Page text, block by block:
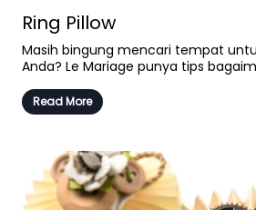
Ring Pillow
Masih bingung mencari tempat
Anda? Le Mariage punya tips
Read More